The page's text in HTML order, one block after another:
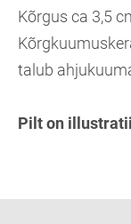
Kõrgus ca 3,5
talub
Pilt on